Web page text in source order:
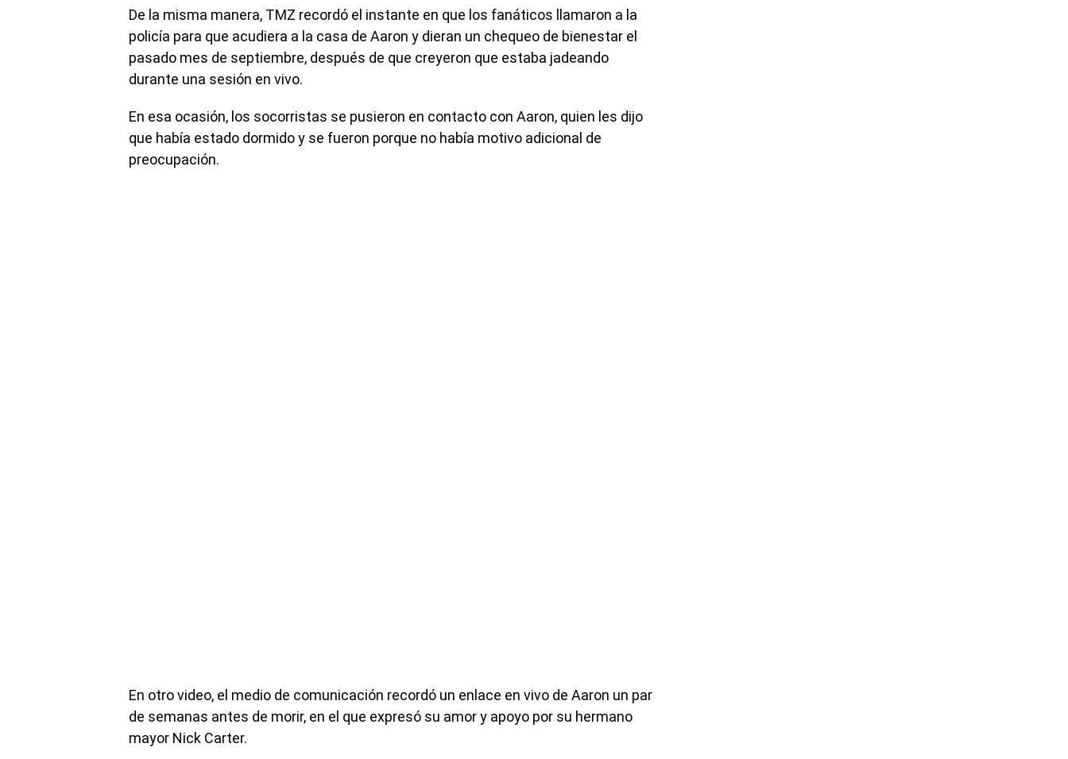
De la misma manera, TMZ recordó el instante en que los fanáticos llamaron a la
policía para que acudiera a la casa de Aaron y dieran un chequeo de bienestar el
pasado mes de septiembre, después de que creyeron que estaba jadeando
durante una sesión en vivo.
En esa ocasión, los socorristas se pusieron en contacto con Aaron, quien les dijo
que había estado dormido y se fueron porque no había motivo adicional de
preocupación.
En otro video, el medio de comunicación recordó un enlace en vivo de Aaron un par
de semanas antes de morir, en el que expresó su amor y apoyo por su hermano
mayor Nick Carter.